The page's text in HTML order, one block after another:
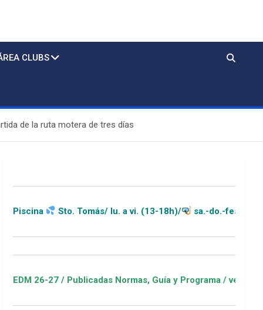
CLUBS
de la ruta motera de tres días
Tomás/ lu. a vi. (13-18h)/ sa.-do.-festivos (11-20h)
Normas, Guía y Programa / ver Escuelas Deportivas